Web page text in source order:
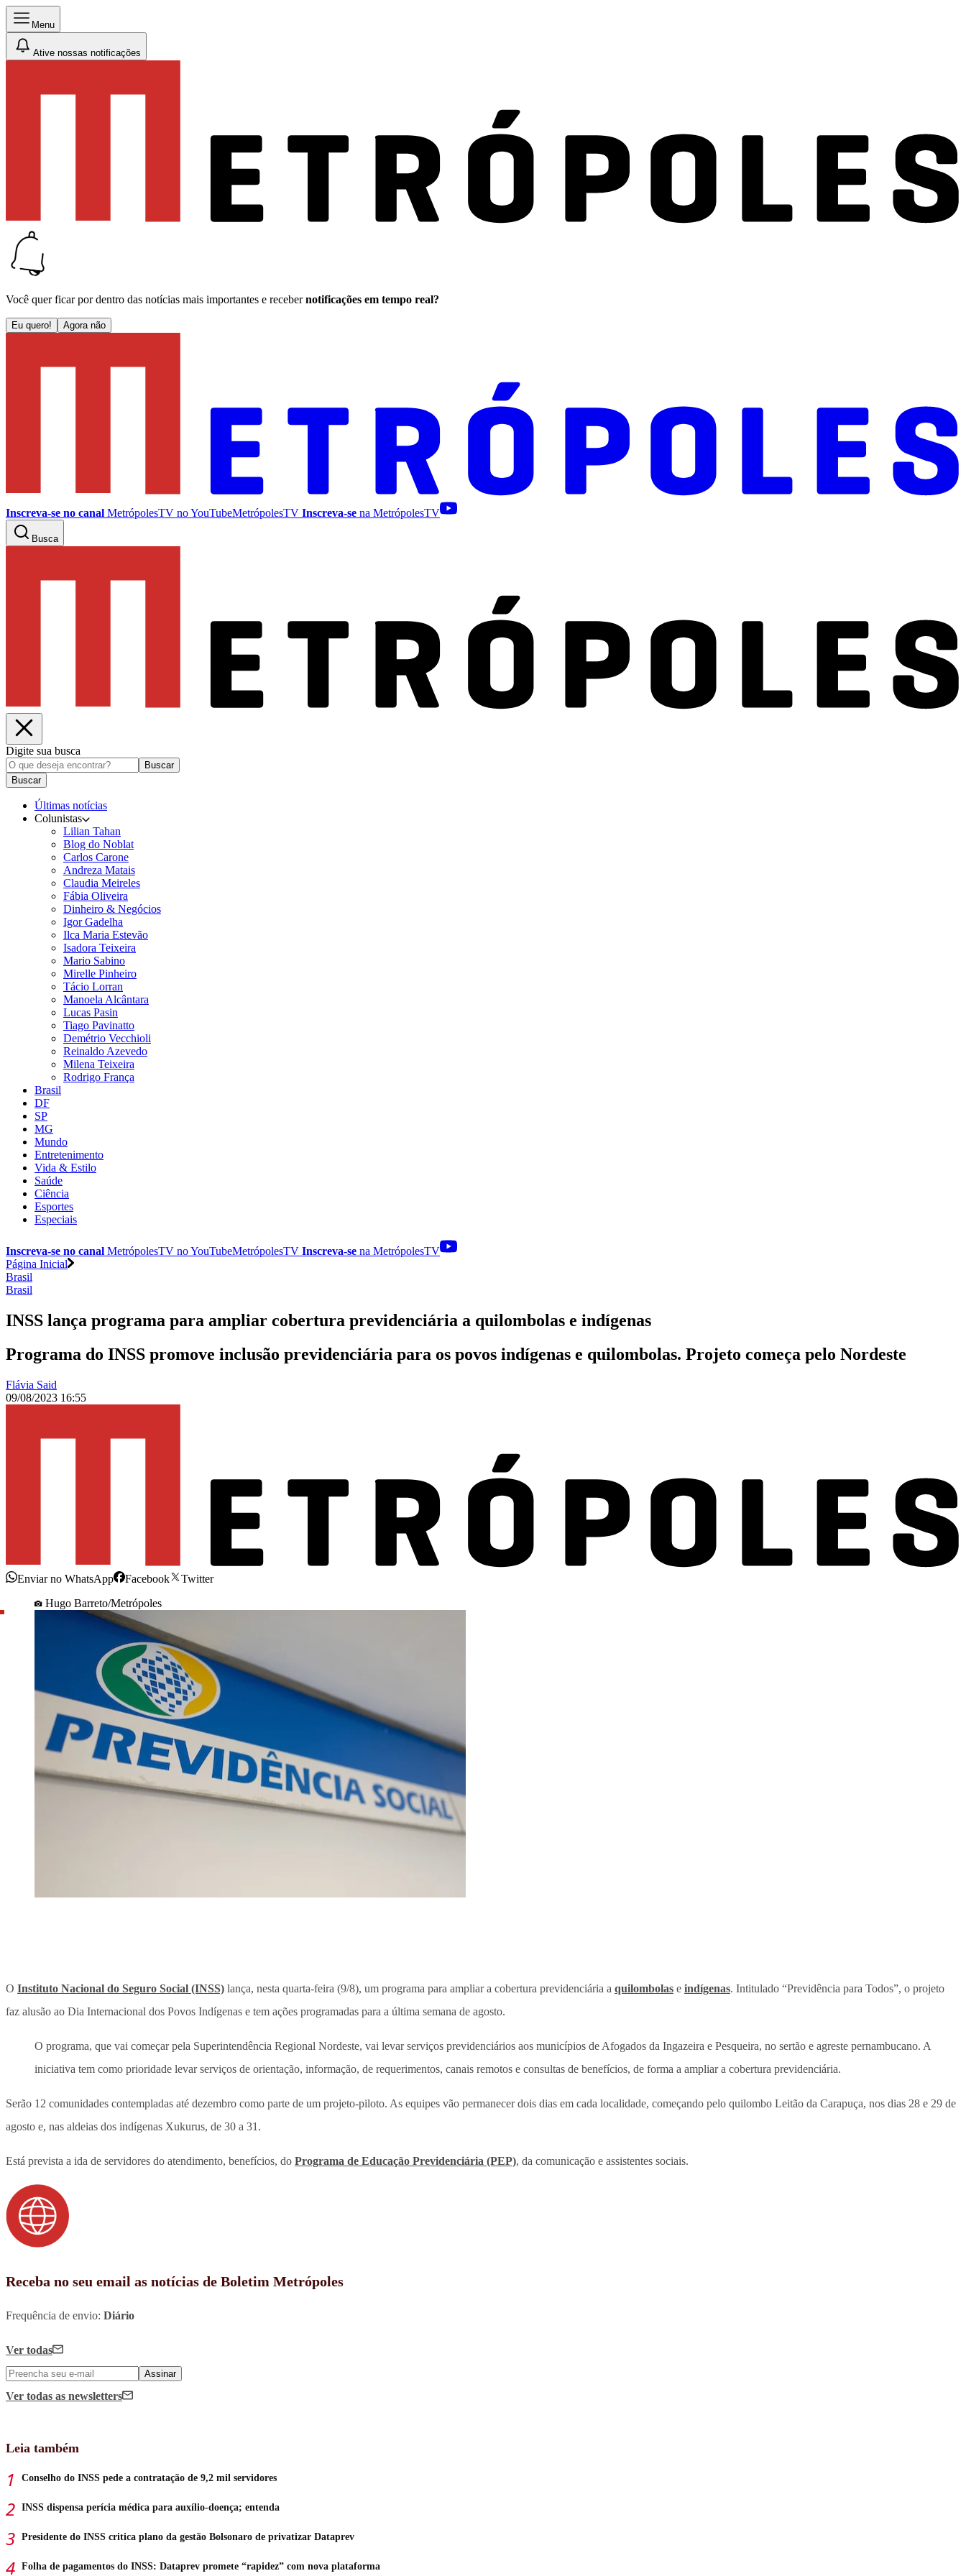
Menu
Ative nossas notificações
Você quer ficar por dentro das notícias mais importantes e receber notificações em tempo real?
Eu quero! Agora não
Inscreva-se no canal MetrópolesTV noYouTubeMetrópolesTV Inscreva-se na MetrópolesTV
Busca
Digite sua busca
Buscar
Buscar
Últimas notícias
Colunistas
Lilian Tahan
Blog do Noblat
Carlos Carone
Andreza Matais
Claudia Meireles
Fábia Oliveira
Dinheiro & Negócios
Igor Gadelha
Ilca Maria Estevão
Isadora Teixeira
Mario Sabino
Mirelle Pinheiro
Tácio Lorran
Manoela Alcântara
Lucas Pasin
Tiago Pavinatto
Demétrio Vecchioli
Reinaldo Azevedo
Milena Teixeira
Rodrigo França
Brasil
DF
SP
MG
Mundo
Entretenimento
Vida & Estilo
Saúde
Ciência
Esportes
Especiais
Inscreva-se no canal MetrópolesTV noYouTubeMetrópolesTV Inscreva-se na MetrópolesTV
Página Inicial
Brasil
Brasil
INSS lança programa para ampliar cobertura previdenciária a quilombolas e indígenas
Programa do INSS promove inclusão previdenciária para os povos indígenas e quilombolas. Projeto começa pelo Nordeste
Flávia Said
09/08/2023 16:55
Enviar no WhatsApp Facebook
Twitter
Hugo Barreto/Metrópoles
O Instituto Nacional do Seguro Social (INSS) lança, nesta quarta-feira (9/8), um programa para ampliar a cobertura previdenciária a quilombolas e indígenas. Intitulado “Previdência para Todos”, o projeto
faz alusão ao Dia Internacional dos Povos Indígenas e tem ações programadas para a última semana de agosto.
O programa, que vai começar pela Superintendência Regional Nordeste, vai levar serviços previdenciários aos municípios de Afogados da Ingazeira e Pesqueira, no sertão e agreste pernambucano. A
iniciativa tem como prioridade levar serviços de orientação, informação, de requerimentos, canais remotos e consultas de benefícios, de forma a ampliar a cobertura previdenciária.
Serão 12 comunidades contempladas até dezembro como parte de um projeto-piloto. As equipes vão permanecer dois dias em cada localidade, começando pelo quilombo Leitão da Carapuça, nos dias 28 e 29 de
agosto e, nas aldeias dos indígenas Xukurus, de 30 a 31.
Está prevista a ida de servidores do atendimento, benefícios, do Programa de Educação Previdenciária (PEP), da comunicação e assistentes sociais.
Receba no seu email as notícias de Boletim Metrópoles
Frequência de envio: Diário
Ver todas
Assinar
Ver todas as newsletters
Leia também
Conselho do INSS pede a contratação de 9,2 mil servidores
INSS dispensa perícia médica para auxílio-doença; entenda
Presidente do INSS critica plano da gestão Bolsonaro de privatizar Dataprev
Folha de pagamentos do INSS: Dataprev promete “rapidez” com nova plataforma